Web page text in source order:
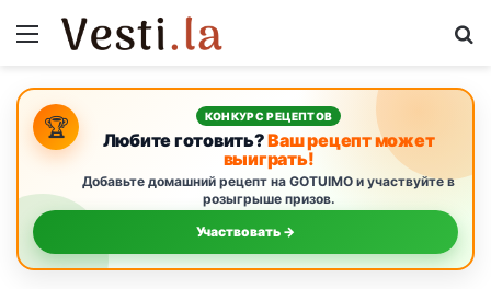
Menu
🏆 КОНКУРС РЕЦЕПТОВ
Любите готовить?Ваш рецепт может
выиграть!
Добавьте домашний рецепт на GOTUIMO и участвуйте в
розыгрыше призов.
Участвовать →